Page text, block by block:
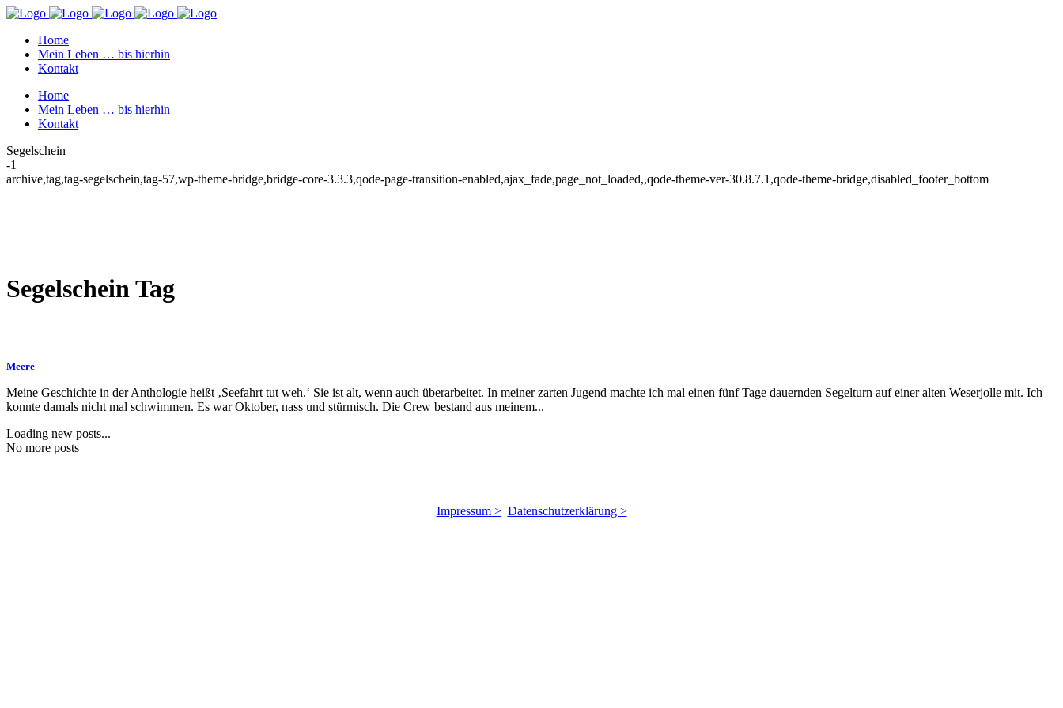
Home
Mein Leben … bis hierhin
Kontakt
Home
Mein Leben … bis hierhin
Kontakt
Segelschein
-1
archive,tag,tag-segelschein,tag-57,wp-theme-bridge,bridge-core-3.3.3,qode-page-transition-enabled,ajax_fade,page_not_loaded,,qode-theme-ver-30.8.7.1,qode-theme-bridge,disabled_footer_bottom
Segelschein Tag
Meere
Meine Geschichte in der Anthologie heißt ‚Seefahrt tut weh.‘ Sie ist alt, wenn auch überarbeitet. In meiner zarten Jugend machte ich mal einen fünf Tage dauernden Segelturn auf einer alten Weserjolle mit. Ich
konnte damals nicht mal schwimmen. Es war Oktober, nass und stürmisch. Die Crew bestand aus meinem...
Loading new posts...
No more posts
Impressum > Datenschutzerklärung >